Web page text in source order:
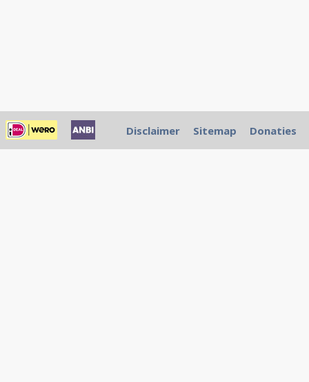
Disclaimer Sitemap Donaties